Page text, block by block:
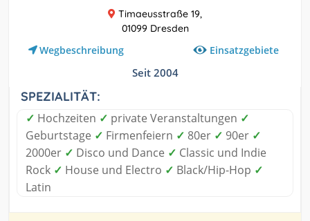
Timaeusstraße 19,
01099 Dresden
Wegbeschreibung Einsatzgebiete
Seit 2004
SPEZIALITÄT:
✓ Hochzeiten ✓ private Veranstaltungen ✓
Geburtstage ✓ Firmenfeiern ✓ 80er ✓ 90er ✓
2000er ✓ Disco und Dance ✓ Classic und Indie
Rock ✓ House und Electro ✓ Black/Hip-Hop ✓
Latin